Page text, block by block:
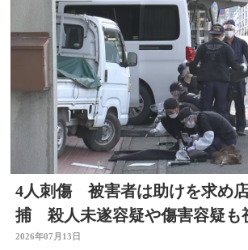
4人刺傷 被害者は助けを求め
捕 殺人未遂容疑や傷害容疑
大分県佐伯市
2026年07月13日